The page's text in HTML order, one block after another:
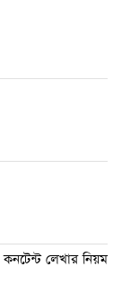
কনটেন্ট লেখার নিয়ম